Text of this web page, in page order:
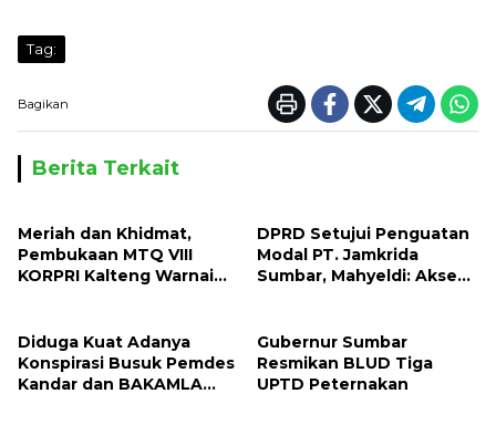
Tag:
Bagikan
Berita Terkait
Meriah dan Khidmat,
Pembukaan MTQ VIII
KORPRI Kalteng Warnai
DPRD Setujui Penguatan
Modal PT. Jamkrida
Sumbar, Mahyeldi: Akses
Diduga Kuat Adanya
Konspirasi Busuk Pemdes
Kandar dan BAKAMLA
Gubernur Sumbar
Resmikan BLUD Tiga
UPTD Peternakan